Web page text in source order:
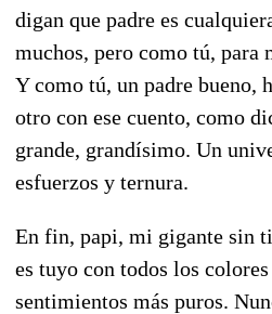
digan que padre es
muchos, pero como tú, para
Y como tú, un padre bueno,
otro con ese cuento, como
grande, grandísimo. Un
esfuerzos y ternura.
En fin, papi, mi gigante sin
es tuyo con todos los
sentimientos más puros.